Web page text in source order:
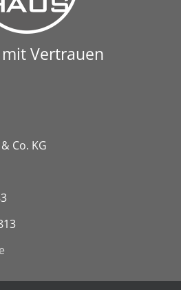
Vertrauen
Co. KG